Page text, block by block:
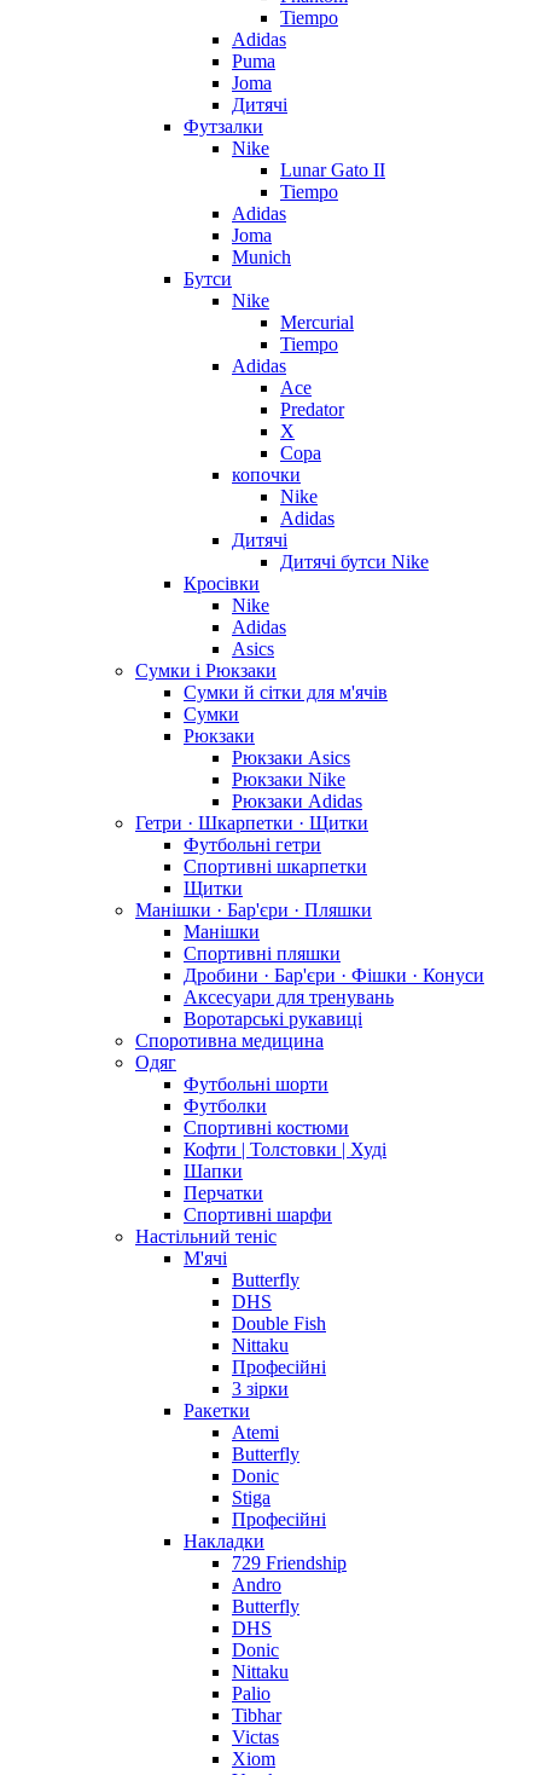
Tiempo
Adidas
Puma
Joma
Дитячі
Футзалки
Nike
Lunar Gato II
Tiempo
Adidas
Joma
Munich
Бутси
Nike
Mercurial
Tiempo
Adidas
Ace
Predator
X
Copa
копочки
Nike
Adidas
Дитячі
Дитячі бутси Nike
Кросівки
Nike
Adidas
Asics
Сумки і Рюкзаки
Сумки й сітки для м'ячів
Сумки
Рюкзаки
Рюкзаки Asics
Рюкзаки Nike
Рюкзаки Adidas
Гетри · Шкарпетки · Щитки
Футбольні гетри
Спортивні шкарпетки
Щитки
Манішки · Бар'єри · Пляшки
Манішки
Спортивні пляшки
Дробини · Бар'єри · Фішки · Конуси
Аксесуари для тренувань
Воротарські рукавиці
Споротивна медицина
Одяг
Футбольні шорти
Футболки
Спортивні костюми
Кофти | Толстовки | Худі
Шапки
Перчатки
Спортивні шарфи
Настільний теніс
М'ячі
Butterfly
DHS
Double Fish
Nittaku
Професійні
3 зірки
Ракетки
Atemi
Butterfly
Donic
Stiga
Професійні
Накладки
729 Friendship
Andro
Butterfly
DHS
Donic
Nittaku
Palio
Tibhar
Victas
Xiom